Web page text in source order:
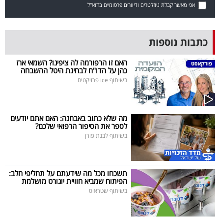
אני מאשר קבלת ניוזלטרים ודיוורים פרסומיים בדוא"ל
כתבות נוספות
האם זו הרפורמה לה ציפינו? השמאי ארז
כהן על הדו"ח לבחינת היטל ההשבחה
בשיתוף ice פרויקטים
מה שלא כתוב באבחנה: האם אתם יודעים
לספר את הסיפור הרפואי שלכם?
בשיתוף לבנת פורן
תשכחו מכל מה שידעתם על תחליפי חלב:
הפיתוח שמביא חוויית יוגורט מושלמת
בשיתוף שטראוס